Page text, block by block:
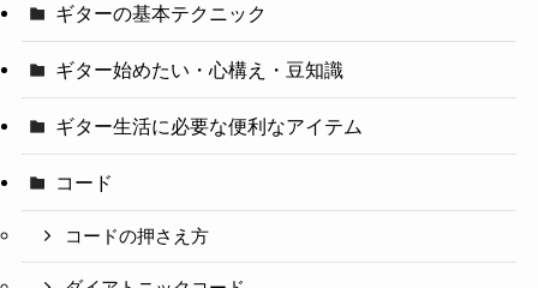
ギターの基本テクニック
ギター始めたい・心構え・豆知識
ギター生活に必要な便利なアイテム
コード
コードの押さえ方